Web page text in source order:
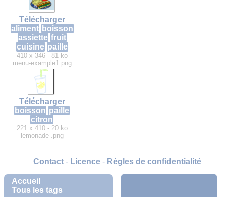
Accueil
Tous les tags
Télécharger
aliment boisson
assiette fruit
cuisine paille
410 x 346 - 81 ko
menu-example1.png
Télécharger
boisson paille
citron
221 x 410 - 20 ko
lemonade-.png
Contact- Licence- Règles de confidentialité